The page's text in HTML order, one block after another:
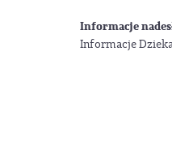
Informacje
Informacje